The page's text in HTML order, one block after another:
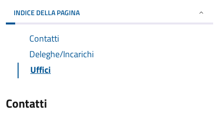
INDICE DELLA PAGINA
Contatti
Deleghe/Incarichi
Uffici
Contatti